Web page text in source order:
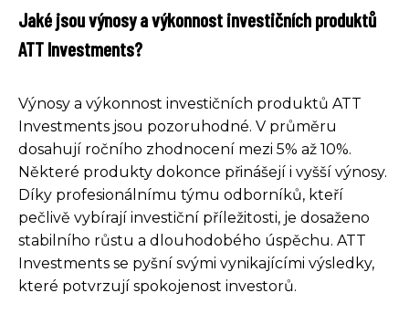
Jaké jsou výnosy a výkonnost investičních produktů
ATT Investments?
Výnosy a výkonnost investičních produktů ATT
Investments jsou pozoruhodné. V průměru
dosahují ročního zhodnocení mezi 5% až 10%.
Některé produkty dokonce přinášejí i vyšší výnosy.
Díky profesionálnímu týmu odborníků, kteří
pečlivě vybírají investiční příležitosti, je dosaženo
stabilního růstu a dlouhodobého úspěchu. ATT
Investments se pyšní svými vynikajícími výsledky,
které potvrzují spokojenost investorů.